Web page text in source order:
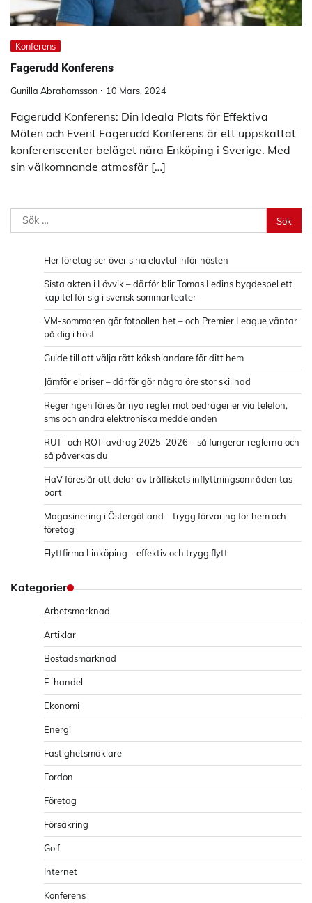
Konferens
Fagerudd Konferens
Gunilla Abrahamsson 10 Mars, 2024
Fagerudd Konferens: Din Ideala Plats för Effektiva
Möten och Event Fagerudd Konferens är ett uppskattat
konferenscenter beläget nära Enköping i Sverige. Med
sin välkomnande atmosfär […]
Sök
efter:
Fler företag ser över sina elavtal inför hösten
Sista akten i Lövvik – därför blir Tomas Ledins bygdespel ett
kapitel för sig i svensk sommarteater
VM-sommaren gör fotbollen het – och Premier League väntar
på dig i höst
Guide till att välja rätt köksblandare för ditt hem
Jämför elpriser – därför gör några öre stor skillnad
Regeringen föreslår nya regler mot bedrägerier via telefon,
sms och andra elektroniska meddelanden
RUT- och ROT-avdrag 2025–2026 – så fungerar reglerna och
så påverkas du
HaV föreslår att delar av trålfiskets inflyttningsområden tas
bort
Magasinering i Östergötland – trygg förvaring för hem och
företag
Flyttfirma Linköping – effektiv och trygg flytt
Kategorier
Arbetsmarknad
Artiklar
Bostadsmarknad
E-handel
Ekonomi
Energi
Fastighetsmäklare
Fordon
Företag
Försäkring
Golf
Internet
Konferens